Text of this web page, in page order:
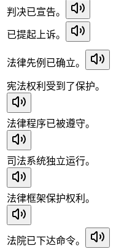
判决已宣告。
已提起上诉。
法律先例已确立。
宪法权利受到了保护。
法律程序已被遵守。
司法系统独立运行。
法律框架保护权利。
法院已下达命令。